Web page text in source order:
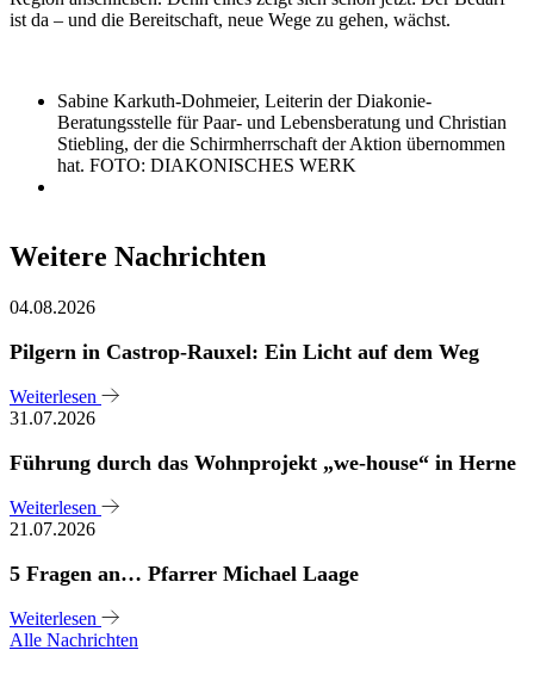
ist da – und die Bereitschaft, neue Wege zu gehen, wächst.
Sabine Karkuth-Dohmeier, Leiterin der Diakonie-
Beratungsstelle für Paar- und Lebensberatung und Christian
Stiebling, der die Schirmherrschaft der Aktion übernommen
hat. FOTO: DIAKONISCHES WERK
Weitere Nachrichten
04.08.2026
Pilgern in Castrop-Rauxel: Ein Licht auf dem Weg
Weiterlesen
31.07.2026
Führung durch das Wohnprojekt „we-house“ in Herne
Weiterlesen
21.07.2026
5 Fragen an… Pfarrer Michael Laage
Weiterlesen
Alle Nachrichten